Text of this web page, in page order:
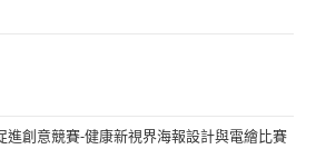
進創意競賽-健康新視界海報設計與電繪比賽